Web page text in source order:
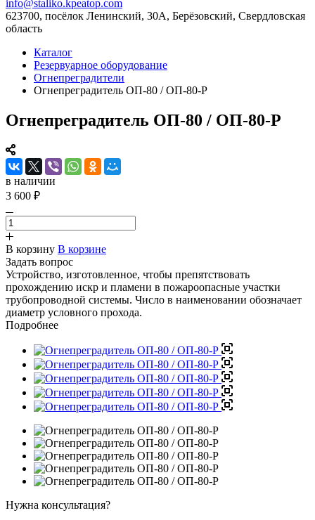
info@staliko.kpeatop.com
623700, посёлок Ленинский, 30А, Берёзовский, Свердловская
область
Каталог
Резервуарное оборудование
Огнепреградители
Огнепреградитель ОП-80 / ОП-80-Р
Огнепреградитель ОП-80 / ОП-80-Р
в наличии
3 600 ₽
В корзину В корзине
Задать вопрос
Устройство, изготовленное, чтобы препятствовать
прохождению искр и пламени в пожароопасные участки
трубопроводной системы. Число в наименовании обозначает
диаметр условного прохода.
Подробнее
Нужна консультация?